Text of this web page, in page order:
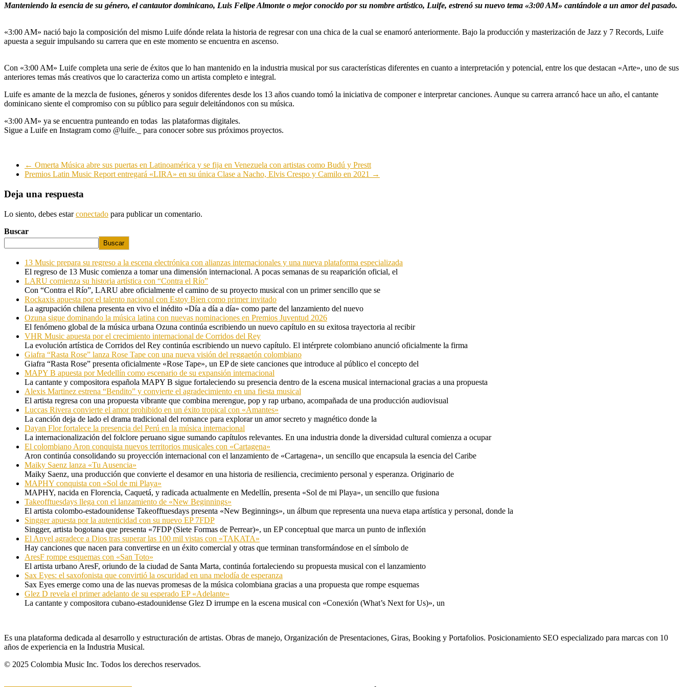
Manteniendo la esencia de su género, el cantautor dominicano, Luis Felipe Almonte o mejor conocido por su nombre artístico, Luife, estrenó su nuevo tema «3:00 AM» cantándole a un amor del pasado.
«3:00 AM» nació bajo la composición del mismo Luife dónde relata la historia de regresar con una chica de la cual se enamoró anteriormente. Bajo la producción y masterización de Jazz y 7 Records, Luife
apuesta a seguir impulsando su carrera que en este momento se encuentra en ascenso.
Con «3:00 AM» Luife completa una serie de éxitos que lo han mantenido en la industria musical por sus características diferentes en cuanto a interpretación y potencial, entre los que destacan «Arte», uno de sus
anteriores temas más creativos que lo caracteriza como un artista completo e integral.
Luife es amante de la mezcla de fusiones, géneros y sonidos diferentes desde los 13 años cuando tomó la iniciativa de componer e interpretar canciones. Aunque su carrera arrancó hace un año, el cantante
dominicano siente el compromiso con su público para seguir deleitándonos con su música.
«3:00 AM» ya se encuentra punteando en todas las plataformas digitales.
Sigue a Luife en Instagram como @luife._ para conocer sobre sus próximos proyectos.
← Omerta Música abre sus puertas en Latinoamérica y se fija en Venezuela con artistas como Budú y Prestt
Premios Latin Music Report entregará «LIRA» en su única Clase a Nacho, Elvis Crespo y Camilo en 2021 →
Deja una respuesta
Lo siento, debes estarconectado para publicar un comentario.
Buscar
Buscar
13 Music prepara su regreso a la escena electrónica con alianzas internacionales y una nueva plataforma especializada
El regreso de 13 Music comienza a tomar una dimensión internacional. A pocas semanas de su reaparición oficial, el
LARU comienza su historia artística con “Contra el Río”
Con “Contra el Río”, LARU abre oficialmente el camino de su proyecto musical con un primer sencillo que se
Rockaxis apuesta por el talento nacional con Estoy Bien como primer invitado
La agrupación chilena presenta en vivo el inédito «Día a día a día» como parte del lanzamiento del nuevo
Ozuna sigue dominando la música latina con nuevas nominaciones en Premios Juventud 2026
El fenómeno global de la música urbana Ozuna continúa escribiendo un nuevo capítulo en su exitosa trayectoria al recibir
VHR Music apuesta por el crecimiento internacional de Corridos del Rey
La evolución artística de Corridos del Rey continúa escribiendo un nuevo capítulo. El intérprete colombiano anunció oficialmente la firma
Giafra “Rasta Rose” lanza Rose Tape con una nueva visión del reggaetón colombiano
Giafra “Rasta Rose” presenta oficialmente «Rose Tape», un EP de siete canciones que introduce al público el concepto del
MAPY B apuesta por Medellín como escenario de su expansión internacional
La cantante y compositora española MAPY B sigue fortaleciendo su presencia dentro de la escena musical internacional gracias a una propuesta
Alexis Martinez estrena “Bendito” y convierte el agradecimiento en una fiesta musical
El artista regresa con una propuesta vibrante que combina merengue, pop y rap urbano, acompañada de una producción audiovisual
Luccas Rivera convierte el amor prohibido en un éxito tropical con «Amantes»
La canción deja de lado el drama tradicional del romance para explorar un amor secreto y magnético donde la
Dayan Flor fortalece la presencia del Perú en la música internacional
La internacionalización del folclore peruano sigue sumando capítulos relevantes. En una industria donde la diversidad cultural comienza a ocupar
El colombiano Aron conquista nuevos territorios musicales con «Cartagena»
Aron continúa consolidando su proyección internacional con el lanzamiento de «Cartagena», un sencillo que encapsula la esencia del Caribe
Maiky Saenz lanza «Tu Ausencia»
Maiky Saenz, una producción que convierte el desamor en una historia de resiliencia, crecimiento personal y esperanza. Originario de
MAPHY conquista con «Sol de mi Playa»
MAPHY, nacida en Florencia, Caquetá, y radicada actualmente en Medellín, presenta «Sol de mi Playa», un sencillo que fusiona
Takeofftuesdays llega con el lanzamiento de «New Beginnings»
El artista colombo-estadounidense Takeofftuesdays presenta «New Beginnings», un álbum que representa una nueva etapa artística y personal, donde la
Singger apuesta por la autenticidad con su nuevo EP 7FDP
Singger, artista bogotana que presenta «7FDP (Siete Formas de Perrear)», un EP conceptual que marca un punto de inflexión
El Anyel agradece a Dios tras superar las 100 mil vistas con «TAKATA»
Hay canciones que nacen para convertirse en un éxito comercial y otras que terminan transformándose en el símbolo de
AresF rompe esquemas con «San Toto»
El artista urbano AresF, oriundo de la ciudad de Santa Marta, continúa fortaleciendo su propuesta musical con el lanzamiento
Sax Eyes: el saxofonista que convirtió la oscuridad en una melodía de esperanza
Sax Eyes emerge como una de las nuevas promesas de la música colombiana gracias a una propuesta que rompe esquemas
Glez D revela el primer adelanto de su esperado EP «Adelante»
La cantante y compositora cubano-estadounidense Glez D irrumpe en la escena musical con «Conexión (What’s Next for Us)», un
Es una plataforma dedicada al desarrollo y estructuración de artistas. Obras de manejo, Organización de Presentaciones, Giras, Booking y Portafolios. Posicionamiento SEO especializado para marcas con 10
años de experiencia en la Industria Musical.
© 2025 Colombia Music Inc. Todos los derechos reservados.